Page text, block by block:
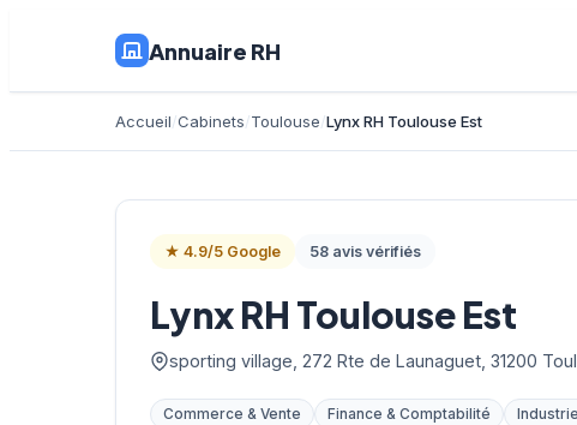
Annuaire RH
Accueil Cabinets Toulouse Lynx RH Toulouse Est
★ 4.9/5 Google 58 avis vérifiés
Lynx RH Toulouse Est
sporting village, 272 Rte de Launaguet, 31200
Commerce & Vente Finance & Comptabilité